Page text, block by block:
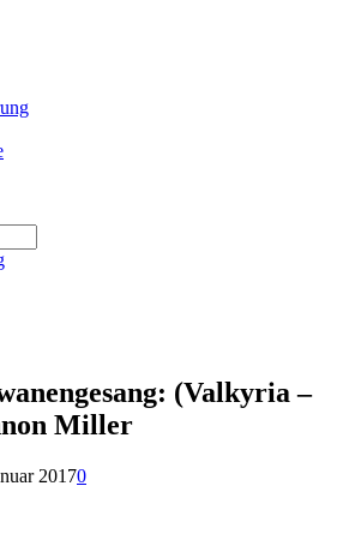
(Valkyria –
Miller
20170